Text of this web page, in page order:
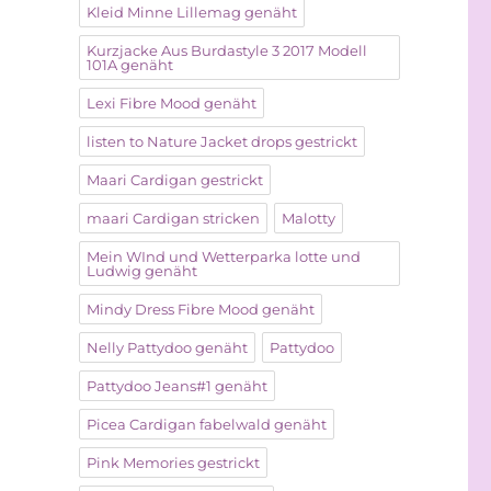
Kleid Minne Lillemag genäht
Kurzjacke Aus Burdastyle 3 2017 Modell
101A genäht
Lexi Fibre Mood genäht
listen to Nature Jacket drops gestrickt
Maari Cardigan gestrickt
maari Cardigan stricken Malotty
Mein WInd und Wetterparka lotte und
Ludwig genäht
Mindy Dress Fibre Mood genäht
Nelly Pattydoo genäht Pattydoo
Pattydoo Jeans#1 genäht
Picea Cardigan fabelwald genäht
Pink Memories gestrickt